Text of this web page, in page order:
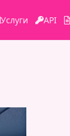
Услуги API